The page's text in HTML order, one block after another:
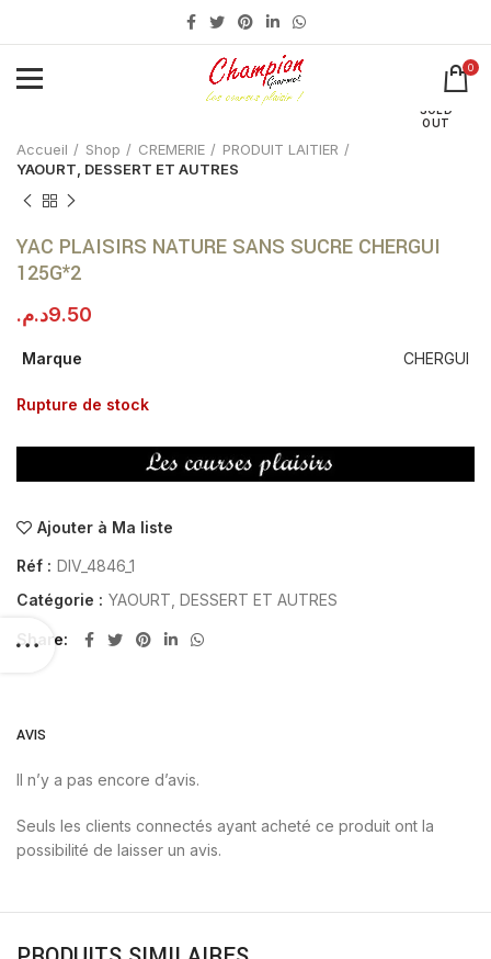
0
SOLD
OUT
Accueil Shop CREMERIE
PRODUIT LAITIER
YAOURT, DESSERT ET AUTRES
YAC PLAISIRS NATURE SANS SUCRE CHERGUI
125G*2
9.50د.م.
Marque CHERGUI
Rupture de stock
Ajouter à Ma liste
Réf : DIV_4846_1
Catégorie : YAOURT, DESSERT ET AUTRES
Share
AVIS
Il n’y a pas encore d’avis.
Seuls les clients connectés ayant acheté ce produit ont la
possibilité de laisser un avis.